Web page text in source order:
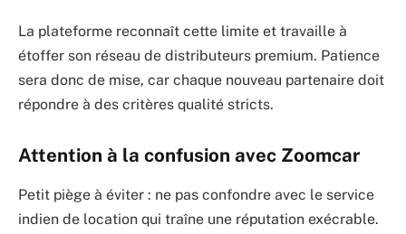
La plateforme reconnaît cette limite et travaille à
étoffer son réseau de distributeurs premium. Patience
sera donc de mise, car chaque nouveau partenaire doit
répondre à des critères qualité stricts.
Attention à la confusion avec Zoomcar
Petit piège à éviter : ne pas confondre avec le service
indien de location qui traîne une réputation exécrable.